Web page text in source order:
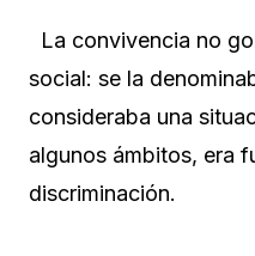
La convivencia no
social: se la
consideraba una
algunos ámbitos, era
discriminación.